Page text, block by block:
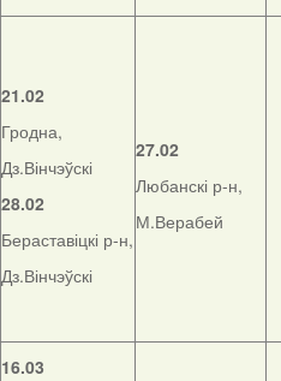
21.02
Гродна,
Дз.Вінчэўскі
28.02
Бераставіцкі р-н,
Дз.Вінчэўскі
27.02
Любанскі р-н,
М.Верабей
16.03